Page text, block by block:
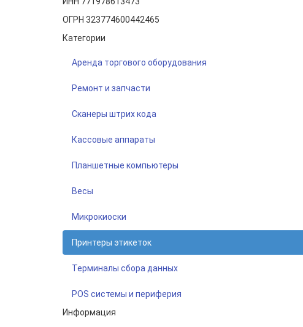
ОГРН 323774600442465
Категории
Аренда торгового оборудования
Ремонт и запчасти
Сканеры штрих кода
Кассовые аппараты
Планшетные компьютеры
Весы
Микрокиоски
Принтеры этикеток
Терминалы сбора данных
POS системы и периферия
Информация